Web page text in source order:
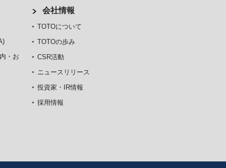
・お
会社情報
TOTOについて
TOTOの歩み
CSR活動
ニュースリリース
投資家・IR情報
採用情報